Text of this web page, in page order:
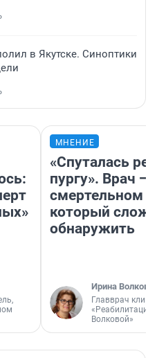
в Якутске. Синоптики
МНЕНИЕ
«Спуталась
пургу». Врач —
смертельном
который
обнаружить
Ирина Волкова
Главврач
«Реабилитация
Волковой»